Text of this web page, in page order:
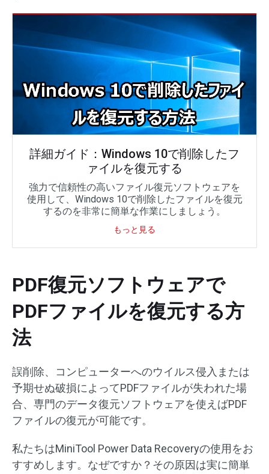
詳細ガイド：Windows 10で削除したフ
ァイルを復元する
強力で信頼性の高いファイル復元ソフトウェアを
使用して、Windows 10で削除したファイルを復元
するのを非常に簡単な作業にしましょう。
もっと見る
PDF復元ソフトウェアで
PDFファイルを復元する方
法
誤削除、コンピューターへのウイルス侵入または
予期せぬ破損によってPDFファイルが失われた場
合、専門のデータ復元ソフトウェアを使えばPDF
ファイルの復元が可能です。
私たちはMiniTool Power Data Recoveryの使用をお
すすめします。なぜですか？その原因は実に簡単